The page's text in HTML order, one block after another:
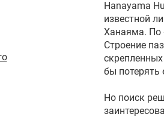
Hanayama
известной
Ханаяма. По
Строение
бы потерять
Но поиск